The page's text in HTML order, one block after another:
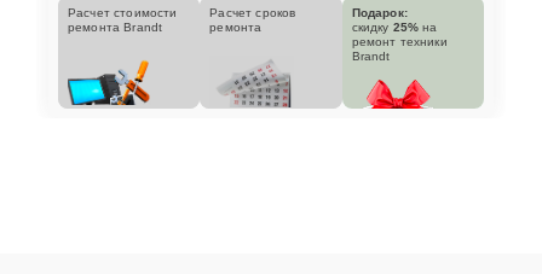
Расчет стоимости
ремонта Brandt
Расчет сроков
ремонта
Подарок:
скидку 25% на
ремонт техники
Brandt